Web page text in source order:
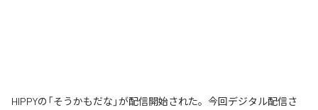
HIPPYの「そうかもだな」が配信開始された。今回デジタル配信さ